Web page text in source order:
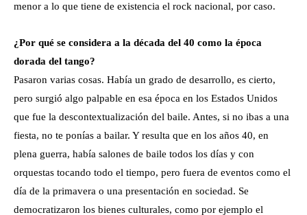
menor a lo que tiene de existencia el rock nacional, por caso.
¿Por qué se considera a la década del 40 como la época
dorada del tango?
Pasaron varias cosas. Había un grado de desarrollo, es cierto,
pero surgió algo palpable en esa época en los Estados Unidos
que fue la descontextualización del baile. Antes, si no ibas a una
fiesta, no te ponías a bailar. Y resulta que en los años 40, en
plena guerra, había salones de baile todos los días y con
orquestas tocando todo el tiempo, pero fuera de eventos como el
día de la primavera o una presentación en sociedad. Se
democratizaron los bienes culturales, como por ejemplo el